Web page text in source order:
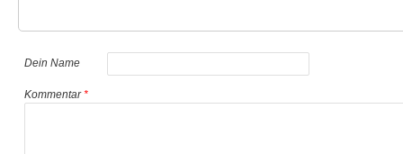
Dein Name
Kommentar*